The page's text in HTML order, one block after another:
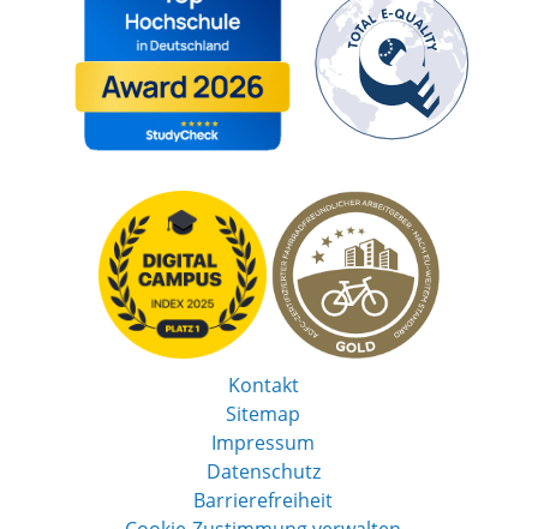
Kontakt
Sitemap
Impressum
Datenschutz
Barrierefreiheit